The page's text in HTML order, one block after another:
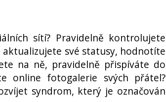
sítí? Pravidelně kontrolujete
své statusy, hodnotíte
na ně, pravidelně přispíváte do
online fotogalerie svých přátel?
syndrom, který je označován